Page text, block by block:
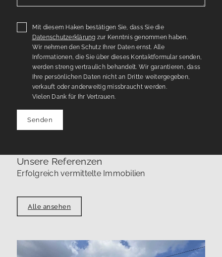
Mit diesem Haken bestätigen Sie, dass Sie die
Datenschutzerklärung zur Kenntnis genommen haben.
Wir nehmen den Schutz Ihrer Daten ernst. Alle
Informationen, die Sie über dieses Kontaktformular senden,
werden streng vertraulich behandelt. Wir garantieren, dass
Ihre persönlichen Daten nicht an Dritte weitergegeben,
verkauft oder anderweitig missbraucht werden.
Vielen Dank für Ihr Vertrauen.
Senden
Unsere Referenzen
Erfolgreich vermittelte Immobilien
Alle ansehen